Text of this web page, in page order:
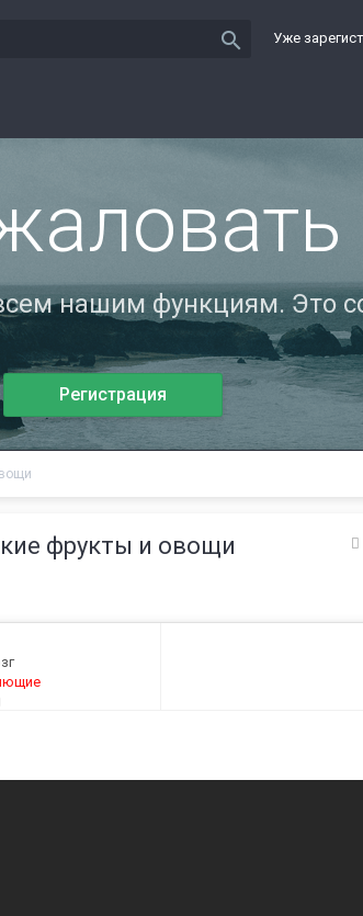
Уже
search
нашим функциям. Это
Регистрация
фрукты и овощи